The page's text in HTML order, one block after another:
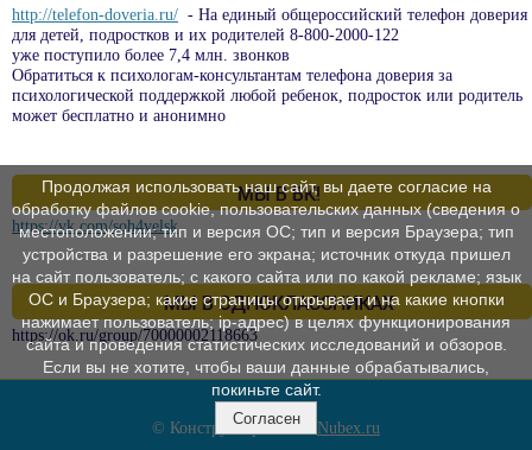
http://telefon-doveria.ru/ - На единый общероссийский телефон доверия
для детей, подростков и их родителей 8-800-2000-122
уже поступило более 7,4 млн. звонков
Обратиться к психологам-консультантам телефона доверия за
психологической поддержкой любой ребенок, подросток или родитель
может бесплатно и анонимно
МЫ В ВК!
https://vk.com/soh4velsk
МЫ В ОДНОКЛАССНИКАХ
https://ok.ru/group/70000002118663
© Конструктор сайтов Nubex.ru
Продолжая использовать наш сайт, вы даете согласие на
обработку файлов cookie, пользовательских данных (сведения о
местоположении; тип и версия ОС; тип и версия Браузера; тип
устройства и разрешение его экрана; источник откуда пришел
на сайт пользователь; с какого сайта или по какой рекламе; язык
ОС и Браузера; какие страницы открывает и на какие кнопки
нажимает пользователь; ip-адрес) в целях функционирования
сайта и проведения статистических исследований и обзоров.
Если вы не хотите, чтобы ваши данные обрабатывались,
покиньте сайт.
Согласен